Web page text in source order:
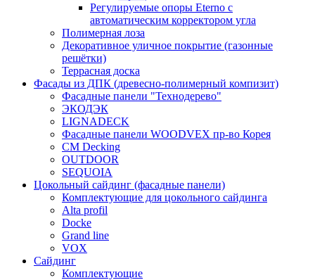
Регулируемые опоры Eterno с
автоматическим корректором угла
Полимерная лоза
Декоративное уличное покрытие (газонные
решётки)
Террасная доска
Фасады из ДПК (древесно-полимерный компизит)
Фасадные панели "Технодерево"
ЭКОДЭК
LIGNADECK
Фасадные панели WOODVEX пр-во Корея
CM Decking
OUTDOOR
SEQUOIA
Цокольный сайдинг (фасадные панели)
Комплектующие для цокольного сайдинга
Alta profil
Docke
Grand line
VOX
Сайдинг
Комплектующие